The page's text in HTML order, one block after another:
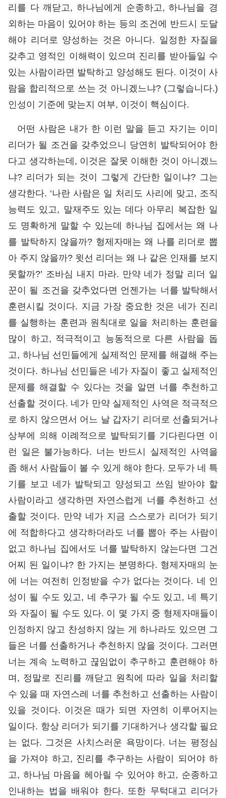
리를 다 깨닫고, 하나님에게 순종하고, 하나님을 경
외하는 마음이 있어야 하는 등의 조건에 반드시 도달
해야 리더로 양성하는 것은 아니다. 일정한 자질을
갖추고 영적인 이해력이 있으며 진리를 받아들일 수
있는 사람이라면 발탁하고 양성해도 된다. 이것이 사
람을 합리적으로 쓰는 것 아니겠느냐? (그렇습니다.)
인성이 기준에 맞는지 여부, 이것이 핵심이다.
어떤 사람은 내가 한 이런 말을 듣고 자기는 이미
리더가 될 조건을 갖추었으니 당연히 발탁되어야 한
다고 생각하는데, 이것은 잘못 이해한 것이 아니겠느
냐? 리더가 되는 것이 그렇게 간단한 일이냐? 그는
생각한다. ‘나란 사람은 일 처리도 사리에 맞고, 조직
능력도 있고, 말재주도 있는 데다 아무리 복잡한 일
도 명확하게 말할 수 있는데 하나님 집에서는 왜 나
를 발탁하지 않을까? 형제자매는 왜 나를 리더로 뽑
아 주지 않을까? 윗선 리더는 왜 나 같은 인재를 보지
못할까?’ 조바심 내지 마라. 만약 네가 정말 리더 일
꾼이 될 조건을 갖추었다면 언젠가는 너를 발탁해서
훈련시킬 것이다. 지금 가장 중요한 것은 네가 진리
를 실행하는 훈련과 원칙대로 일을 처리하는 훈련을
많이 하고, 적극적이고 능동적으로 다른 사람을 돕
고, 하나님 선민들에게 실제적인 문제를 해결해 주는
것이다. 하나님 선민들은 네가 자질이 좋고 실제적인
문제를 해결할 수 있다는 것을 알면 너를 추천하고
선출할 것이다. 네가 만약 실제적인 사역은 적극적으
로 하지 않으면서 어느 날 갑자기 리더로 선출되거나
상부에 의해 이례적으로 발탁되기를 기다린다면 이
런 일은 불가능하다. 너는 반드시 실제적인 사역을
좀 해서 사람들이 볼 수 있게 해야 한다. 모두가 네 특
기를 보고 네가 발탁되고 양성되고 쓰임 받아야 할
사람이라고 생각하면 자연스럽게 너를 추천하고 선
출할 것이다. 만약 네가 지금 스스로가 리더가 되기
에 적합하다고 생각하더라도 너를 뽑아 주는 사람이
없고 하나님 집에서도 너를 발탁하지 않는다면 그건
어찌 된 일이냐? 한 가지는 분명하다. 형제자매의 눈
에 너는 여전히 인정받을 수가 없다는 것이다. 네 인
성이 될 수도 있고, 네 추구가 될 수도 있고, 네 특기
와 자질이 될 수도 있다. 이 몇 가지 중 형제자매들이
인정하지 않고 찬성하지 않는 게 하나라도 있으면 그
들은 너를 선출하거나 추천하지 않을 것이다. 그러면
너는 계속 노력하고 끊임없이 추구하고 훈련해야 하
며, 정말로 진리를 깨닫고 원칙에 따라 일을 처리할
수 있을 때 자연스레 너를 추천하고 선출하는 사람이
있을 것이다. 이것은 때가 되면 자연히 이루어지는
일이다. 항상 리더가 되기를 기대하거나 생각할 필요
는 없다. 그것은 사치스러운 욕망이다. 너는 평정심
을 가져야 하고, 진리를 추구하는 사람이 되어야 하
고, 하나님 마음을 헤아릴 수 있어야 하고, 순종하고
인내하는 법을 배워야 한다. 또한 무턱대고 리더가